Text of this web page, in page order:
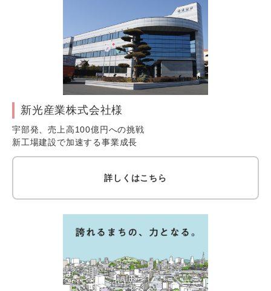
新光産業株式会社様
宇部発、売上高100億円への挑戦
新工場建設で加速する事業成長
詳しくはこちら